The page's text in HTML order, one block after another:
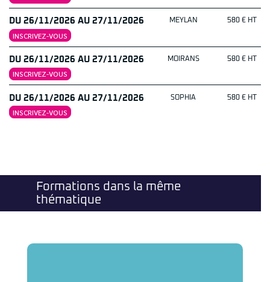
DU 26/11/2026 AU 27/11/2026 MEYLAN 580 € HT
INSCRIVEZ-VOUS
DU 26/11/2026 AU 27/11/2026 MOIRANS 580 € HT
INSCRIVEZ-VOUS
DU 26/11/2026 AU 27/11/2026 SOPHIA 580 € HT
INSCRIVEZ-VOUS
Formations dans la même
thématique